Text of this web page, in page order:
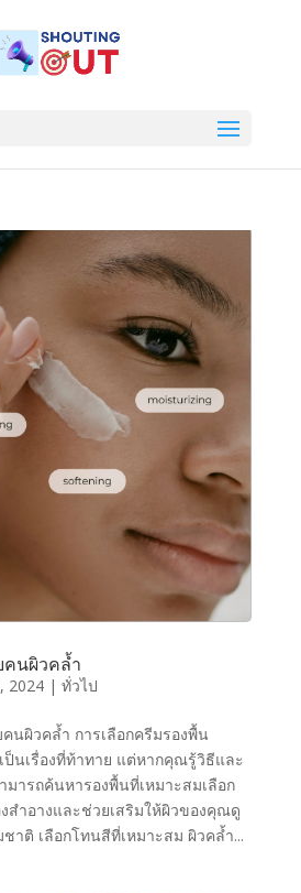
คนผิวคล้ำ
2024| ทั่วไป
นผิวคล้ำ การเลือกครีมรองพื้น
ป็นเรื่องที่ท้าทาย แต่หากคุณรู้วิธีและ
มารถค้นหารองพื้นที่เหมาะสมเลือก
สำอางและช่วยเสริมให้ผิวของคุณดู
าติ เลือกโทนสีที่เหมาะสม ผิวคล้ำ...